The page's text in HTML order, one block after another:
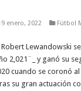
enero, 2022 Fútbol
Lewandowski
2,021¨_ y ganó su
cuando se coronó
su gran actuación